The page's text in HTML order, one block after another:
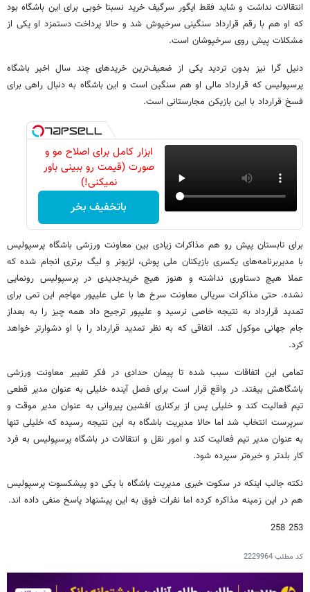
انتقالات نداشت و شاید فقط ایگور سرگیف خرید نسبتا خوبی برای این باشگاه بود
که او هم با رقم قرارداد سنگینی سرخپوش شد و حالا پرداخت دستمزد او یکی از
مشکلات پیش روی سرخپوشان است.
دنیل گرا نیز بدون تردید یکی از ضعیف‌ترین خریدهای چند سال اخیر باشگاه
پرسپولیس که قرارداد مالی او هم سنگین است و این باشگاه به دنبال راهی برای
فسخ قرارداد با این بازیکن مجارستانی است.
ابزار کامل برای اصلاح مو و
صورت (قیمت رو ببینی باور
نمیکنی!)
باتخفیف بخر
برای تابستان پیش رو هم مذاکرات زیادی بین معاونت ورزشی باشگاه پرسپولیس
با مدیربرنامه‌های یکسری بازیکنان ملی پوش، لژیونر و لیگ برتری انجام شده که
عملا هیچ دستاوری نداشته و هنوز هیچ خریدجدیدی در پرسپولیس رونمایی
نشده. حتی مذاکرات سریالی معاونت سرخ ها با علی علیپور مهاجم این تمی برای
تمدید قرارداد به نتیجه خاصی نرسید و علیپور ترجیح داد همه چیز را به بعداز
جام جهانی موکول کند. اتفاقی که به نظر تمدید قرارداد را با او دشوارتر خواهد
کرد.
تمامی این اتفاقات سبب شده تا پیمان حدادی در فکر تغییر معاونت ورزشی
باشگاهش بیفتد. در واقع قرار است برای فصل آینده خلیلی به عنوان مدیر قطعی
تیم فعالیت کند و خلیلی پس از برکناری افشین پیروانی به عنوان مدیر موقت و
سرپرست انتخاب شد اما حالا مدیریت باشگاه به این نتیجه رسیده که خلیلی تنها
به عنوان مدیر تیم فعالیت کند و امور نقل و انتقالات در باشگاه پرسپولیس به فرد
کار بلدتر و خبره‌تر سپرده شود.
نکته جالب اینکه در سکوت خبری مدیریت باشگاه با یکی دو پیشکسوت پرسپولیس
هم در این زمینه مذاکره کرده اما نفرات فوق به این پیشنهاد پاسخ منفی داده اند.
253 258
کد مطلب2229964